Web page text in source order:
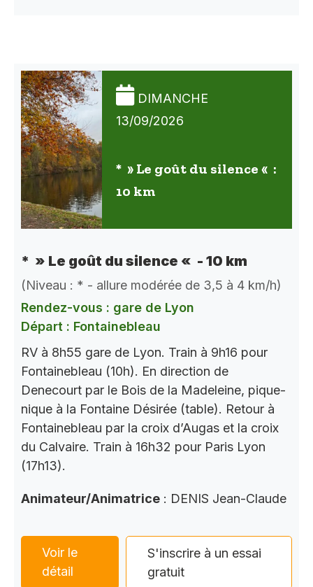
DIMANCHE
13/09/2026
* » Le goût du silence « :
10 km
* » Le goût du silence « - 10 km
(Niveau : * - allure modérée de 3,5 à 4 km/h)
Rendez-vous : gare de Lyon
Départ : Fontainebleau
RV à 8h55 gare de Lyon. Train à 9h16 pour
Fontainebleau (10h). En direction de
Denecourt par le Bois de la Madeleine, pique-
nique à la Fontaine Désirée (table). Retour à
Fontainebleau par la croix d’Augas et la croix
du Calvaire. Train à 16h32 pour Paris Lyon
(17h13).
Animateur/Animatrice : DENIS Jean-Claude
Voir le
détail
S'inscrire à un essai
gratuit